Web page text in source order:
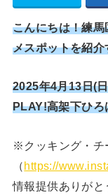
こんにちは！練
メスポットを紹
2025年4月13日(
PLAY!高架下ひろ
※クッキング・チ
（https://
情報提供ありがと